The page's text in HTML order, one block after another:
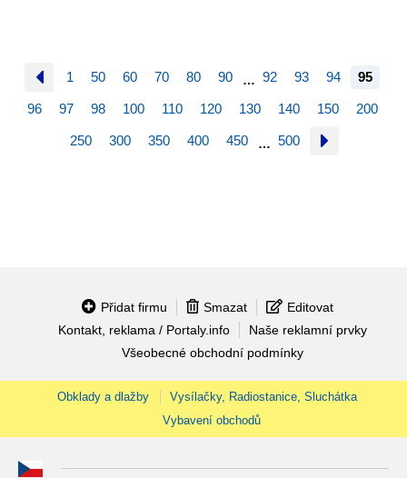
1 50 60 70 80 90 … 92 93 94 95
96 97 98 100 110 120 130 140 150 200
250 300 350 400 450 … 500
Přidat firmu Smazat
Editovat
Kontakt, reklama / Portaly.info
Naše reklamní prvky
Všeobecné obchodní podmínky
Obklady a dlažby
Vysílačky, Radiostanice, Sluchátka
Vybavení obchodů